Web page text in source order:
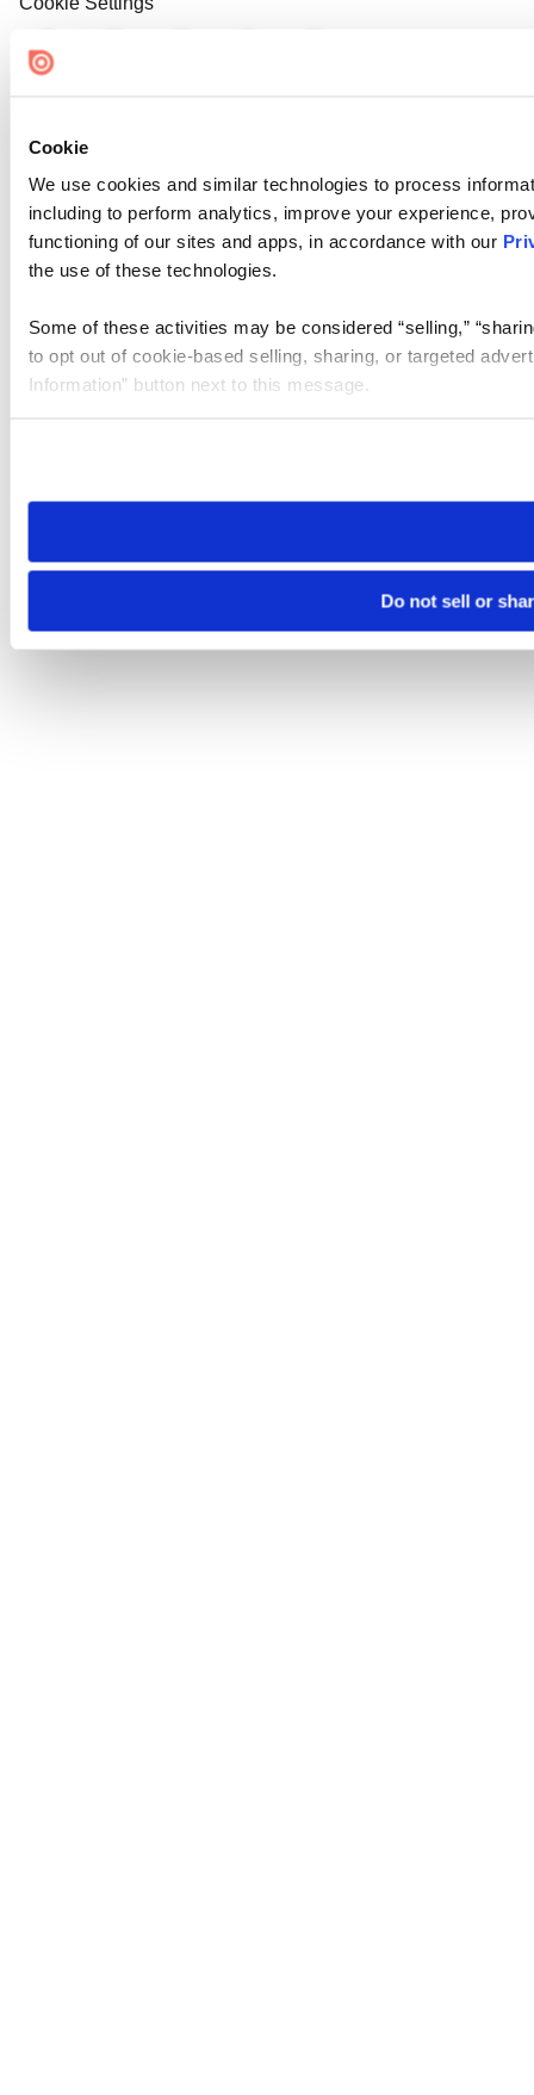
Cookie
We use cookies and similar technologies to process
including to perform analytics, improve your experience,
functioning of our sites and apps, in accordance with our
the use of these technologies.
Some of these activities may be considered “selling,”
to opt out of cookie-based selling, sharing, or targeted
Information” button next to this message.
need to be set again.
Do not sell or